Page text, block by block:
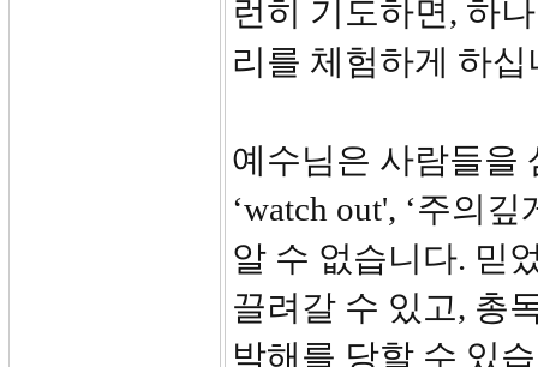
런히 기도하면, 하
리를 체험하게 하십
예수님은 사람들을
‘watch out', ‘주의
알 수 없습니다. 믿
끌려갈 수 있고, 총
박해를 당할 수 있